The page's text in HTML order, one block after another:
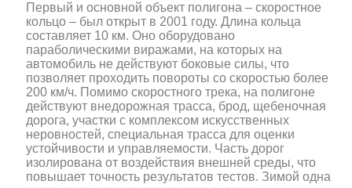
Первый и основной объект полигона – скоростное
кольцо – был открыт в 2001 году. Длина кольца
составляет 10 км. Оно оборудовано
параболическими виражами, на которых на
автомобиль не действуют боковые силы, что
позволяет проходить повороты со скоростью более
200 км/ч. Помимо скоростного трека, на полигоне
действуют внедорожная трасса, брод, щебеночная
дорога, участки с комплексом искусственных
неровностей, специальная трасса для оценки
устойчивости и управляемости. Часть дорог
изолирована от воздействия внешней среды, что
повышает точность результатов тестов. Зимой одна